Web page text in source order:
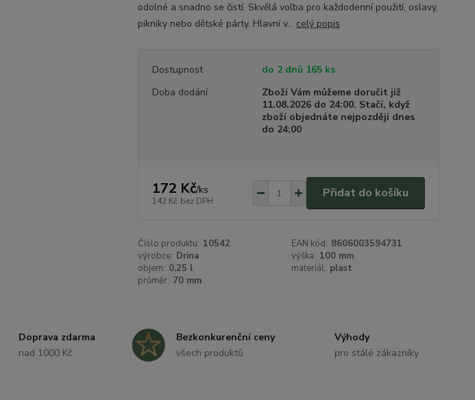
odolné a snadno se čistí. Skvělá volba pro každodenní použití, oslavy,
pikniky nebo dětské párty. Hlavní v... celý popis
Dostupnost
do 2 dnů 165 ks
Doba dodání
Zboží Vám můžeme doručit již
11.08.2026 do 24:00. Stačí, když
zboží objednáte nejpozději dnes
do 24:00
172 Kč/ks
142 Kč bez DPH
Přidat do košíku
Číslo produktu: 10542 EAN kód: 8606003594731
výrobce: Drina výška: 100 mm
objem: 0,25 l materiál: plast
průměr: 70 mm
Doprava zdarma
nad 1000 Kč
Bezkonkurenční ceny
všech produktů
Výhody
pro stálé zákazníky